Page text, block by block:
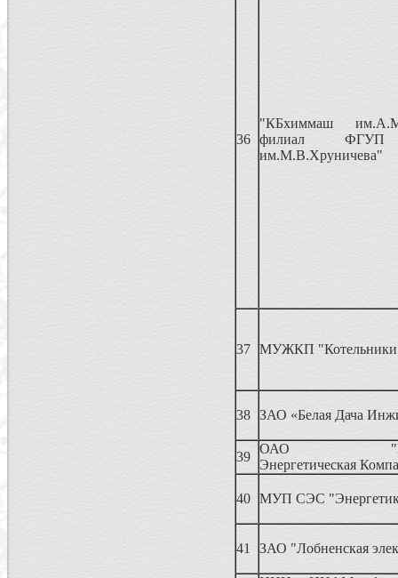
36
"КБхиммаш
филиал
им.М.В.Хруничева"
37 МУЖКП
38 ЗАО «Белая Дача
39
ОАО
Энергетическая
40 МУП СЭС
41 ЗАО "Лобненская